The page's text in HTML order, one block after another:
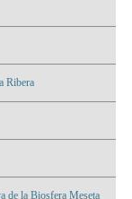
Ribera
de la Biosfera Meseta